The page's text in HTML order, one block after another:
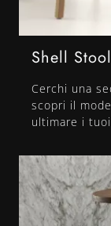
Shell Stool
Cerchi una
scopri il
ultimare i